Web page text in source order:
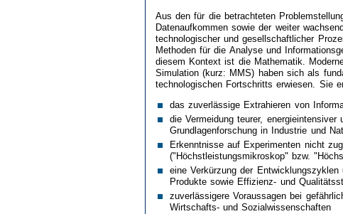
Aus den für die betrachteten
Datenaufkommen sowie der weiter
technologischer und gesellschaftlicher
Methoden für die Analyse und
diesem Kontext ist die Mathematik.
Simulation (kurz: MMS) haben sich als
technologischen Fortschritts erwiesen. Sie
das zuverlässige Extrahieren von
die Vermeidung teurer,
Grundlagenforschung in Industrie und
Erkenntnisse auf Experimenten nicht
("Höchstleistungsmikroskop" bzw.
eine Verkürzung der
Produkte sowie Effizienz- und
zuverlässigere Voraussagen bei
Wirtschafts- und Sozialwissenschaften